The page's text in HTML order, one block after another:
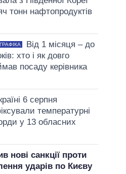
тонн нафтопродуктів
Від 1 місяця – до
хто і як довго
посаду керівника
6 серпня
температурні
у 13 обласних
нові санкції проти
ударів по Києву